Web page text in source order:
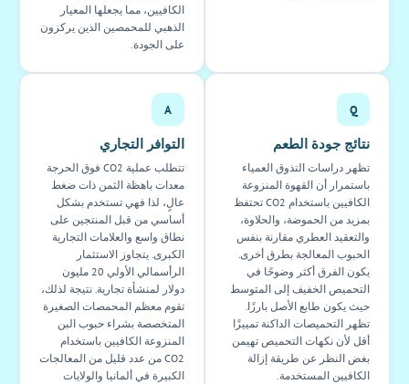
الكافيين، مما يجعلها المعيار
الذهبي للمحمصين الذين يركزون
على الجودة.
Q
نتائج جودة الطعم
تظهر دراسات التذوق العمياء
باستمرار أن القهوة المنزوعة
الكافيين باستخدام CO2 تحتفظ
بمزيد من الحموضة، والحلاوة،
والتعقيد العطري مقارنة بنفس
الحبوب المعالجة بطرق أخرى.
يكون الفرق أكثر وضوحًا في
التحميص الخفيف إلى المتوسط
حيث يكون طابع الأصل بارزًا.
تظهر التحميصات الداكنة تمييزًا
أقل لأن نكهات التحميص تهيمن
بغض النظر عن طريقة إزالة
الكافيين المستخدمة.
A
التوافر التجاري
تتطلب عملية CO2 فوق الحرجة
معدات باهظة الثمن ذات ضغط
عالٍ، لذا فهي تستخدم بشكل
أساسي من قبل المنتجين على
نطاق واسع والعلامات التجارية
الكبرى. يتجاوز الاستثمار
الرأسمالي الأولي 20 مليون
دولار لمنشأة تجارية. نتيجة لذلك،
تقوم معظم المحمصات الصغيرة
المتخصصة بشراء حبوب البن
المنزوعة الكافيين باستخدام
CO2 من عدد قليل من المعالجات
الكبيرة في ألمانيا والولايات